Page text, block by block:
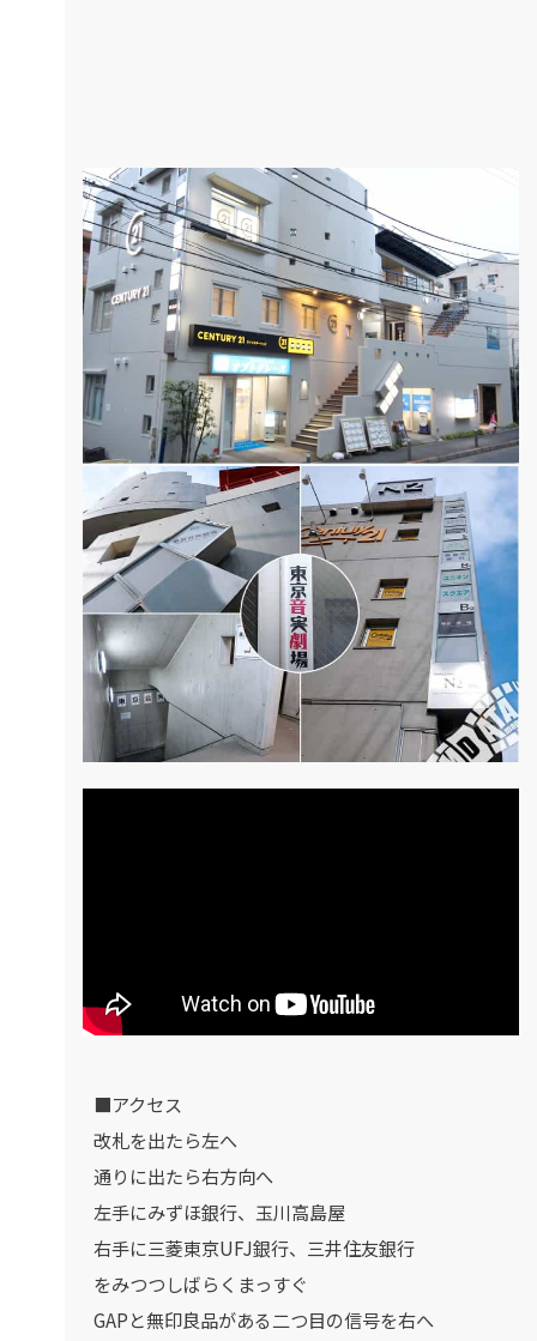
■アクセス
改札を出たら左へ
通りに出たら右方向へ
左手にみずほ銀行、玉川高島屋
右手に三菱東京UFJ銀行、三井住友銀行
をみつつしばらくまっすぐ
GAPと無印良品がある二つ目の信号を右へ